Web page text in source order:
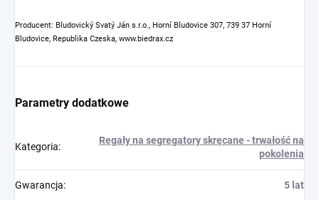
Producent: Bludovický Svatý Ján s.r.o., Horní Bludovice 307, 739 37 Horní
Bludovice, Republika Czeska, www.biedrax.cz
Parametry dodatkowe
Kategoria:
Regały na segregatory skręcane - trwałość na
pokolenia
Gwarancja: 5 lat